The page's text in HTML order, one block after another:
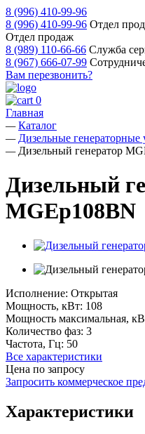
8 (996) 410-99-96
8 (996) 410-99-96 Отдел
Отдел продаж
8 (989) 110-66-66 Служба
8 (967) 666-07-99
Вам перезвонить?
0
Главная
—Каталог
— Дизельные генераторные
— Дизельный генератор
Дизельный
MGEp108BN
Исполнение: Открытая
Мощность, кВт: 108
Мощность максимальная,
Количество фаз: 3
Частота, Гц: 50
Все характеристики
Цена по запросу
Запросить коммерческое
Характеристики